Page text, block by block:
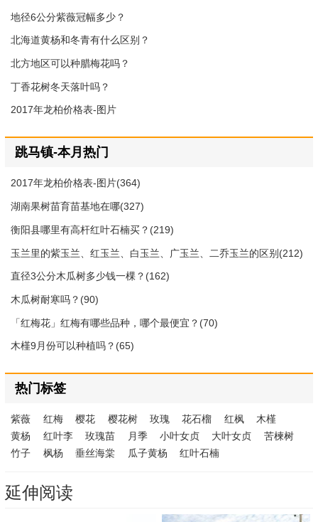
地径6公分紫薇冠幅多少？
北海道黄杨和冬青有什么区别？
北方地区可以种腊梅花吗？
丁香花树冬天落叶吗？
2017年龙柏价格表-图片
跳马镇-本月热门
2017年龙柏价格表-图片(364)
湖南果树苗育苗基地在哪(327)
衡阳县哪里有高杆红叶石楠买？(219)
玉兰里的紫玉兰、红玉兰、白玉兰、广玉兰、二乔玉兰的区别(212)
直径3公分木瓜树多少钱一棵？(162)
木瓜树耐寒吗？(90)
「红梅花」红梅有哪些品种，哪个最便宜？(70)
木槿9月份可以种植吗？(65)
热门标签
紫薇 红梅 樱花 樱花树 玫瑰 花石榴 红枫
木槿
黄杨
红叶李 玫瑰苗 月季 小叶女贞 大叶女贞
苦楝树
竹子
枫杨 垂丝海棠 瓜子黄杨 红叶石楠
延伸阅读